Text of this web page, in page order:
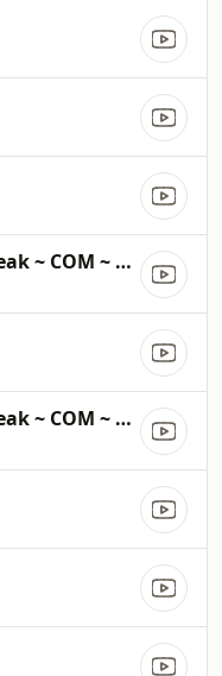
Wskq ~ Station break ~ COM ~ 14900
Wskq ~ Station break ~ COM ~ 61500